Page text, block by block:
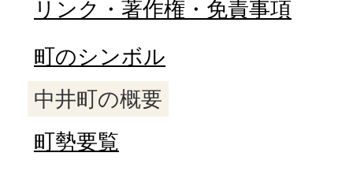
リンク・著作権・免責事項
町のシンボル
中井町の概要
町勢要覧